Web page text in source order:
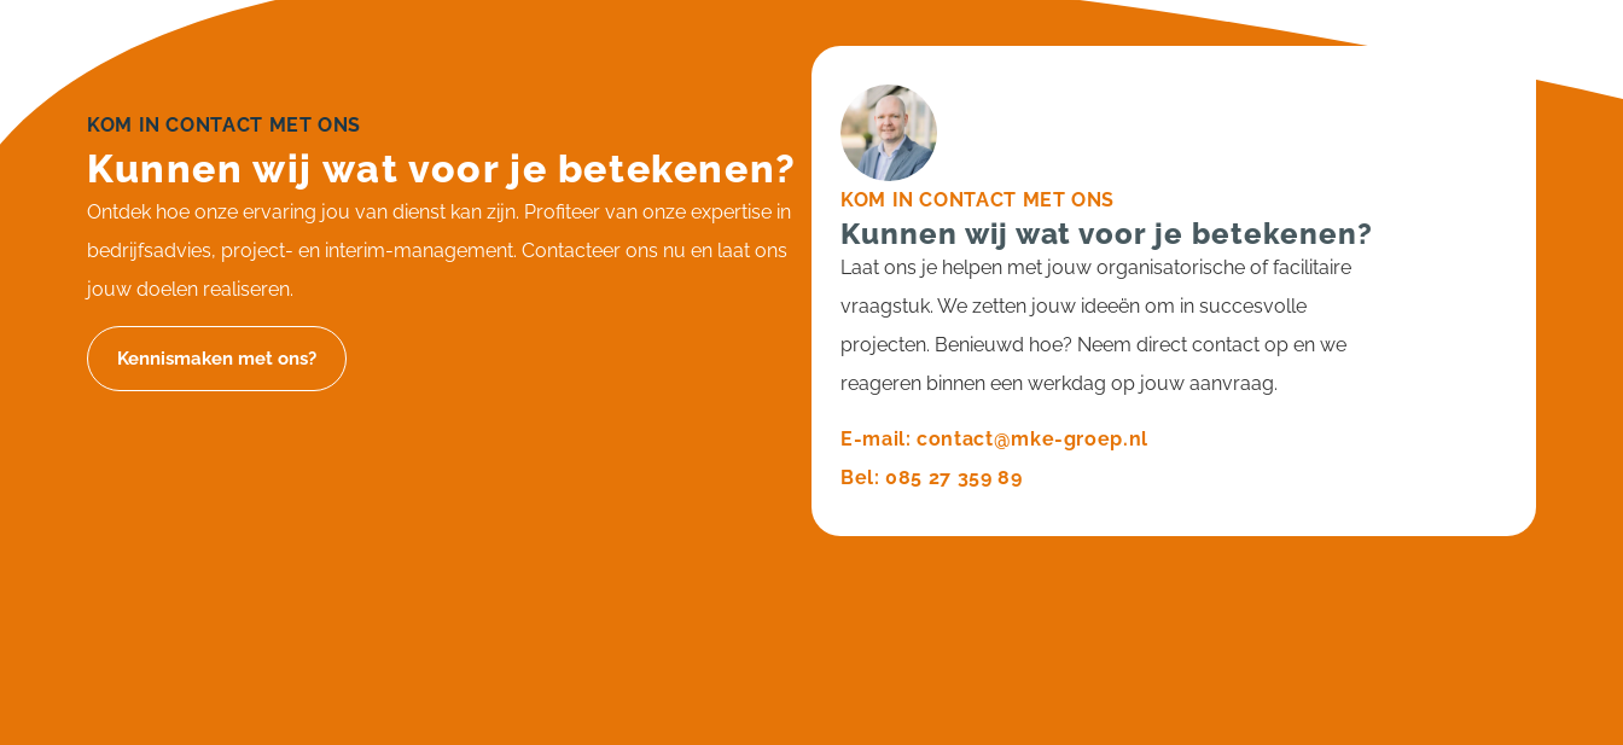
KOM IN CONTACT MET ONS
Kunnen wij wat voor je betekenen?
Ontdek hoe onze ervaring jou van dienst kan zijn. Profiteer van onze expertise in
bedrijfsadvies, project- en interim-management. Contacteer ons nu en laat ons
jouw doelen realiseren.
Kennismaken met ons?
KOM IN CONTACT MET ONS
Kunnen wij wat voor je betekenen?
Laat ons je helpen met jouw organisatorische of facilitaire
vraagstuk. We zetten jouw ideeën om in succesvolle
projecten. Benieuwd hoe? Neem direct contact op en we
reageren binnen een werkdag op jouw aanvraag.
E-mail: contact@mke-groep.nl
Bel: 085 27 359 89